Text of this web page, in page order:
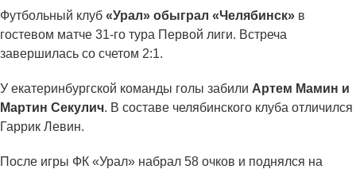
Футбольный клуб «Урал» обыграл «Челябинск» в
гостевом матче 31-го тура Первой лиги. Встреча
завершилась со счетом 2:1.
У екатеринбургской команды голы забили Артем Мамин и
Мартин Секулич. В составе челябинского клуба отличился
Гаррик Левин.
После игры ФК «Урал» набрал 58 очков и поднялся на